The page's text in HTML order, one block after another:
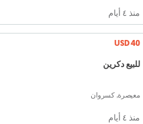
منذ ٤ أيام
USD 40
للبيع دكرين
معيصرة, كسروان
منذ ٤ أيام